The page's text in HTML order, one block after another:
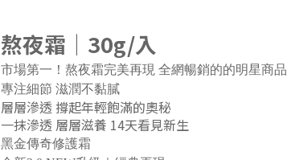
熬夜霜｜30g/入
市場第一！熬夜霜完美再現 全網暢銷的的明星商品
專注細節 滋潤不黏膩
層層滲透 撐起年輕飽滿的奧秘
一抹滲透 層層滋養 14天看見新生
黑金傳奇修護霜